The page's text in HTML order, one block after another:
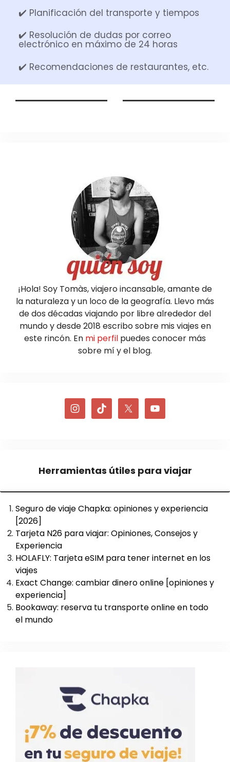
✔️ Planificación del transporte y tiempos
✔️ Resolución de dudas por correo
electrónico en máximo de 24 horas
✔️ Recomendaciones de restaurantes, etc.
¡Hola! Soy Tomàs, viajero incansable, amante de
la naturaleza y un loco de la geografía. Llevo más
de dos décadas viajando por libre alrededor del
mundo y desde 2018 escribo sobre mis viajes en
este rincón. En mi perfil puedes conocer más
sobre mí y el blog.
Herramientas útiles para viajar
Seguro de viaje Chapka: opiniones y experiencia
[2026]
Tarjeta N26 para viajar: Opiniones, Consejos y
Experiencia
HOLAFLY: Tarjeta eSIM para tener internet en los
viajes
Exact Change: cambiar dinero online [opiniones y
experiencia]
Bookaway: reserva tu transporte online en todo
el mundo